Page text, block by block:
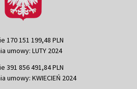
170 151 199,48 PLN
umowy: LUTY 2024
391 856 491,84 PLN
umowy: KWIECIEŃ 2024